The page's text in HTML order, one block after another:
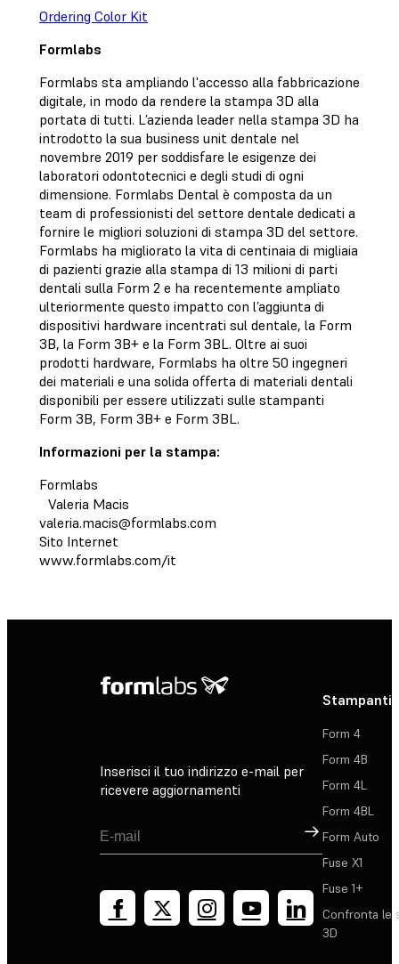
Ordering Color Kit
Formlabs
Formlabs sta ampliando l'accesso alla fabbricazione
digitale, in modo da rendere la stampa 3D alla
portata di tutti. L’azienda leader nella stampa 3D ha
introdotto la sua business unit dentale nel
novembre 2019 per soddisfare le esigenze dei
laboratori odontotecnici e degli studi di ogni
dimensione. Formlabs Dental è composta da un
team di professionisti del settore dentale dedicati a
fornire le migliori soluzioni di stampa 3D del settore.
Formlabs ha migliorato la vita di centinaia di migliaia
di pazienti grazie alla stampa di 13 milioni di parti
dentali sulla Form 2 e ha recentemente ampliato
ulteriormente questo impatto con l’aggiunta di
dispositivi hardware incentrati sul dentale, la Form
3B, la Form 3B+ e la Form 3BL. Oltre ai suoi
prodotti hardware, Formlabs ha oltre 50 ingegneri
dei materiali e una solida offerta di materiali dentali
disponibili per essere utilizzati sulle stampanti
Form 3B, Form 3B+ e Form 3BL.
Informazioni per la stampa:
Formlabs
Valeria Macis
valeria.macis@formlabs.com
Sito Internet
www.formlabs.com/it
Inserisci il tuo indirizzo e-mail per
ricevere aggiornamenti
Registrati
Stampanti
Form 4
Form 4B
Form 4L
Form 4BL
Form Auto
Fuse X1
Fuse 1+
Confronta le
3D